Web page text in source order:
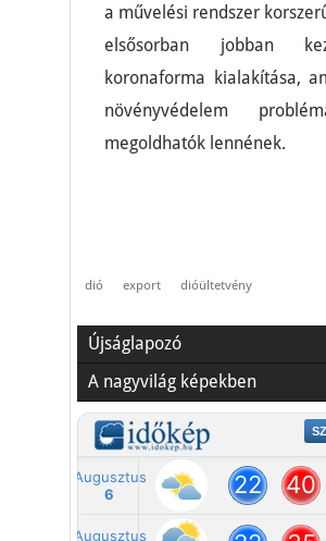
a művelési rendszer
elsősorban jobban
koronaforma kialakítása,
növényvédelem
megoldhatók lennének.
dió export dióültetvény
Újságlapozó
A nagyvilág képekben